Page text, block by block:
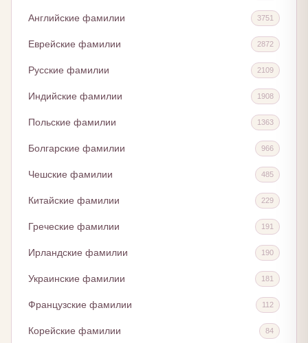
Английские фамилии 3751
Еврейские фамилии 2872
Русские фамилии 2109
Индийские фамилии 1908
Польские фамилии 1363
Болгарские фамилии 966
Чешские фамилии 485
Китайские фамилии 229
Греческие фамилии 191
Ирландские фамилии 190
Украинские фамилии 181
Французские фамилии 112
Корейские фамилии 84